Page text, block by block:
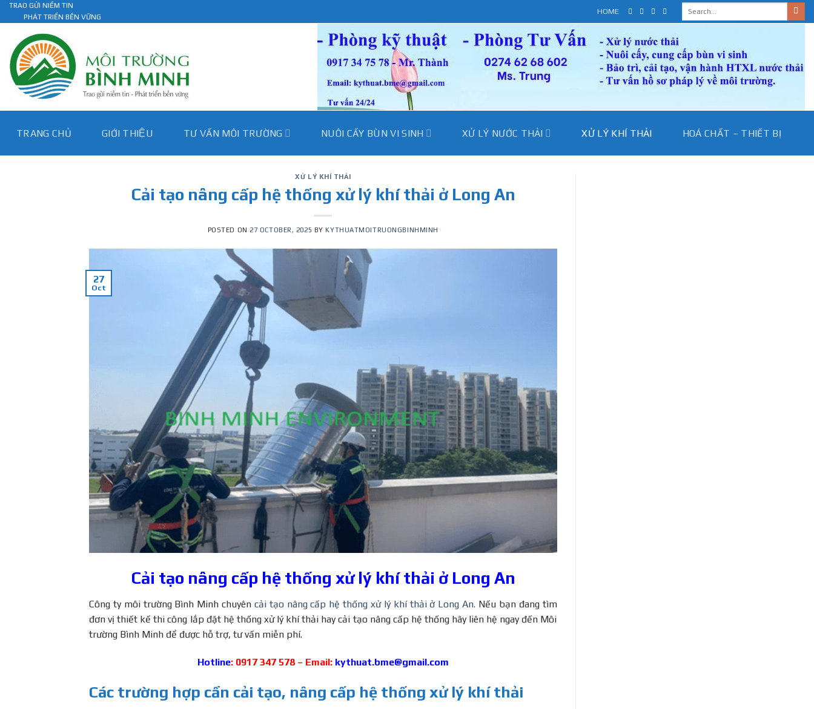
Skip
to
content
TRAO GỬI NIỀM TIN
PHÁT TRIỂN BỀN VỮNG
HOME
TRANG CHỦ GIỚI THIỆU TƯ VẤN MÔI TRƯỜNG NUÔI CẤY BÙN VI SINH XỬ LÝ NƯỚC THẢI XỬ LÝ KHÍ THẢI HOÁ CHẤT – THIẾT BỊ
XỬ LÝ KHÍ THẢI
Cải tạo nâng cấp hệ thống xử lý khí thải ở Long An
POSTED ON 27 OCTOBER, 2025 BY KYTHUATMOITRUONGBINHMINH
27
Oct
Cải tạo nâng cấp hệ thống xử lý khí thải ở Long An
Công ty môi trường Bình Minh chuyên cải tạo nâng cấp hệ thống xử lý khí thải ở Long An. Nếu bạn đang tìm
đơn vị thiết kế thi công lắp đặt hệ thống xử lý khí thải hay cải tạo nâng cấp hệ thống hãy liên hệ ngay đến Môi
trường Bình Minh để được hỗ trợ, tư vấn miễn phí.
Hotline: 0917 347 578 – Email: kythuat.bme@gmail.com
Các trường hợp cần cải tạo, nâng cấp hệ thống xử lý khí thải